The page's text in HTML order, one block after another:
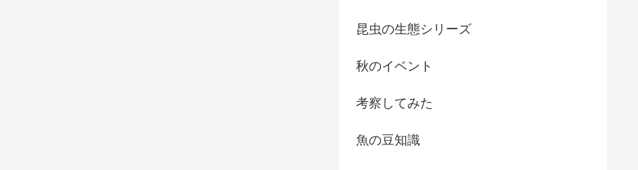
昆虫の生態シリーズ
秋のイベント
考察してみた
魚の豆知識